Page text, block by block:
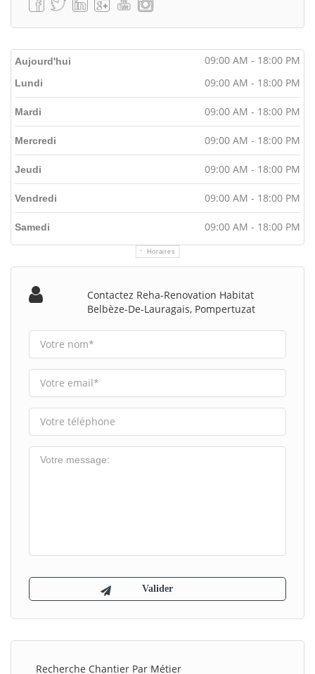
Aujourd'hui 09:00 AM - 18:00 PM
Horaires
Lundi 09:00 AM - 18:00 PM
Mardi 09:00 AM - 18:00 PM
Mercredi 09:00 AM - 18:00 PM
Jeudi 09:00 AM - 18:00 PM
Vendredi 09:00 AM - 18:00 PM
Samedi 09:00 AM - 18:00 PM
Contactez Reha-Renovation Habitat
Belbèze-De-Lauragais, Pompertuzat
Recherche Chantier Par Métier